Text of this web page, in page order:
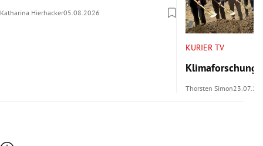
Katharina Hierhacker05.08.2026
KURIER TV
Klimaforschung
Thorsten Simon